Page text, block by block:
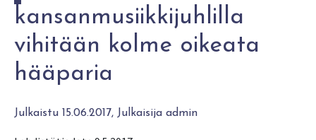
kansanmusiikkijuhlilla
vihitään kolme oikeata
hääparia
Julkaistu 15.06.2017, Julkaisija admin